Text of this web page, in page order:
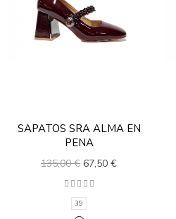
SAPATOS SRA ALMA EN
PENA
135,00 € 67,50 €
39